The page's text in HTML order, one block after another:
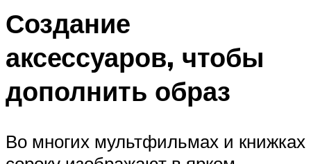
Создание
аксессуаров, чтобы
дополнить образ
Во многих мультфильмах и книжках